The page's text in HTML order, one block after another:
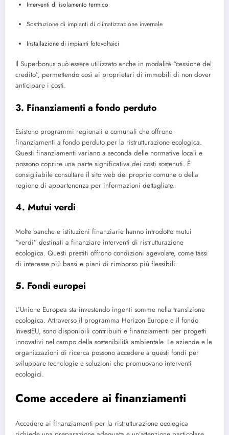
Interventi di isolamento termico
Sostituzione di impianti di climatizzazione invernale
Installazione di impianti fotovoltaici
Il Superbonus può essere utilizzato anche in modalità “cessione del
credito”, permettendo così ai proprietari di immobili di non dover
anticipare i costi.
3. Finanziamenti a fondo perduto
Esistono programmi regionali e comunali che offrono
finanziamenti a fondo perduto per la ristrutturazione ecologica.
Questi finanziamenti variano a seconda delle normative locali e
possono coprire una parte significativa dei costi sostenuti. È
consigliabile consultare il sito web del proprio comune o della
regione di appartenenza per informazioni dettagliate.
4. Mutui verdi
Molte banche e istituzioni finanziarie hanno introdotto mutui
“verdi” destinati a finanziare interventi di ristrutturazione
ecologica. Questi prestiti offrono condizioni agevolate, come tassi
di interesse più bassi e piani di rimborso più flessibili.
5. Fondi europei
L’Unione Europea sta investendo ingenti somme nella transizione
ecologica. Attraverso il programma Horizon Europe e il fondo
InvestEU, sono disponibili contribuiti e finanziamenti per progetti
innovativi nel campo della sostenibilità ambientale. Le aziende e le
organizzazioni di ricerca possono accedere a questi fondi per
sviluppare tecnologie e soluzioni che promuovano interventi
ecologici.
Come accedere ai finanziamenti
Accedere ai finanziamenti per la ristrutturazione ecologica